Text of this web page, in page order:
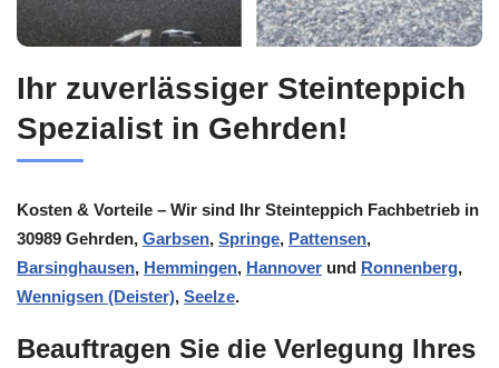
Ihr zuverlässiger Steinteppich
Spezialist in Gehrden!
Kosten & Vorteile – Wir sind Ihr Steinteppich Fachbetrieb in
30989 Gehrden, Garbsen, Springe, Pattensen,
Barsinghausen, Hemmingen, Hannover und Ronnenberg,
Wennigsen (Deister), Seelze.
Beauftragen Sie die Verlegung Ihres